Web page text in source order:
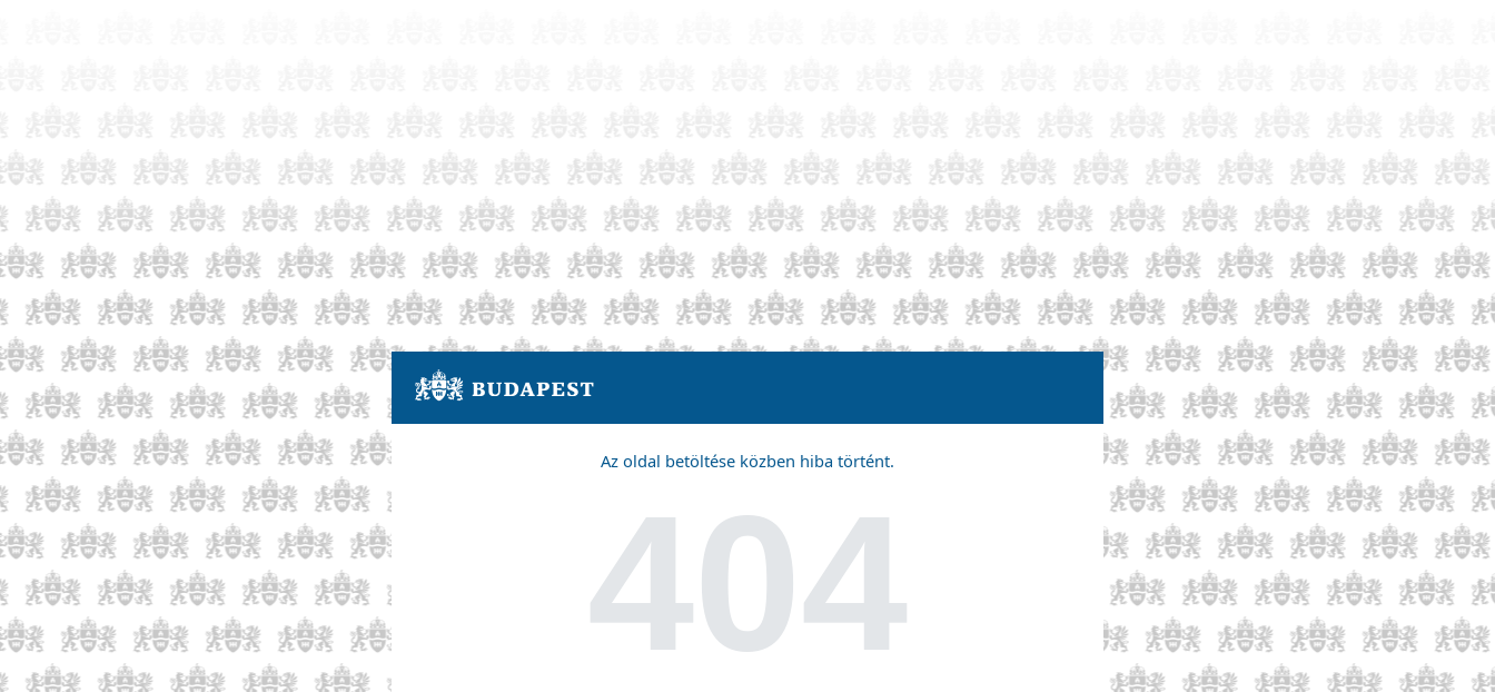
Az oldal betöltése közben hiba történt.
404